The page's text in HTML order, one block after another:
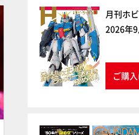
月刊ホ
2026年
ご購